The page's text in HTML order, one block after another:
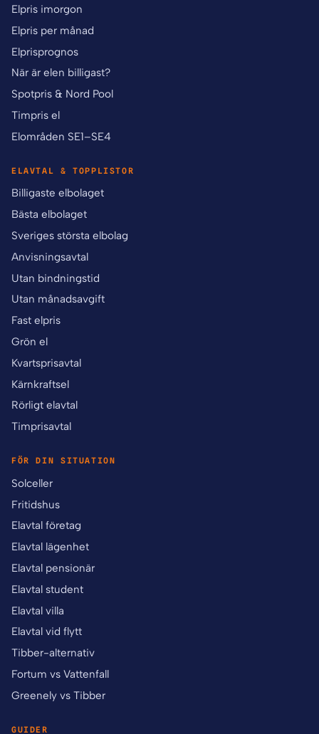
Elpris imorgon
Elpris per månad
Elprisprognos
När är elen billigast?
Spotpris & Nord Pool
Timpris el
Elområden SE1–SE4
ELAVTAL & TOPPLISTOR
Billigaste elbolaget
Bästa elbolaget
Sveriges största elbolag
Anvisningsavtal
Utan bindningstid
Utan månadsavgift
Fast elpris
Grön el
Kvartsprisavtal
Kärnkraftsel
Rörligt elavtal
Timprisavtal
FÖR DIN SITUATION
Solceller
Fritidshus
Elavtal företag
Elavtal lägenhet
Elavtal pensionär
Elavtal student
Elavtal villa
Elavtal vid flytt
Tibber-alternativ
Fortum vs Vattenfall
Greenely vs Tibber
GUIDER